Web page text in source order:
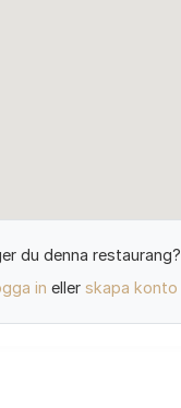
du denna restaurang?
in eller skapa konto